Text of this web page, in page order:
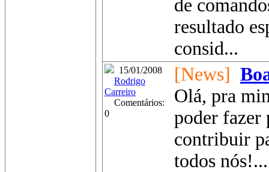
de
resultado
consid...
15/01/2008
Rodrigo
Carreiro
Comentários:
0
[News]
Olá, pra
poder fazer
contribuir
todos nós!...